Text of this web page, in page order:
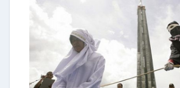
i
b
u
t